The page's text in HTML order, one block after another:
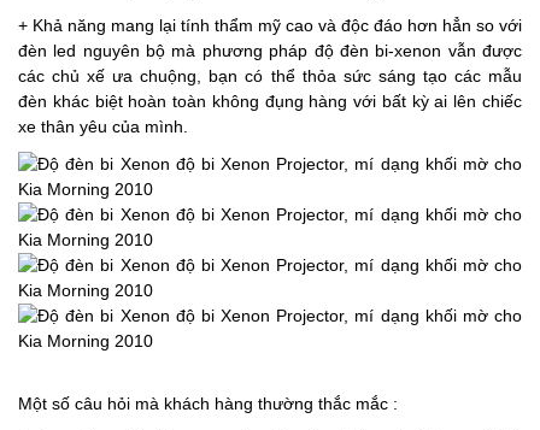
+ Khả năng mang lại tính thẩm mỹ cao và độc đáo hơn hẳn so với
đèn led nguyên bộ mà phương pháp độ đèn bi-xenon vẫn được
các chủ xế ưa chuộng, bạn có thể thỏa sức sáng tạo các mẫu
đèn khác biệt hoàn toàn không đụng hàng với bất kỳ ai lên chiếc
xe thân yêu của mình.
Một số câu hỏi mà khách hàng thường thắc mắc :